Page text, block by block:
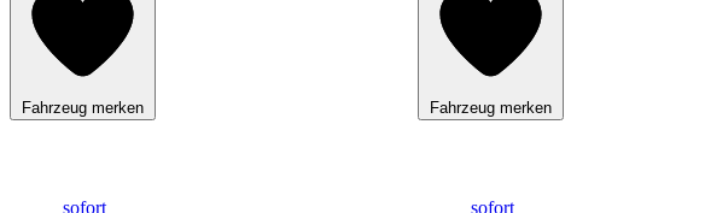
Fahrzeug merken Fahrzeug merken
sofort sofort